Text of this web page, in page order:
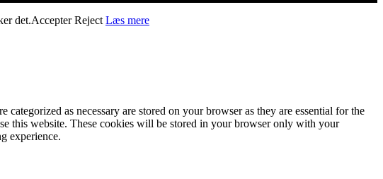
det.Accepter Reject Læs mere
as necessary are stored on your browser as they are essential for the
this website. These cookies will be stored in your browser only with your
experience.